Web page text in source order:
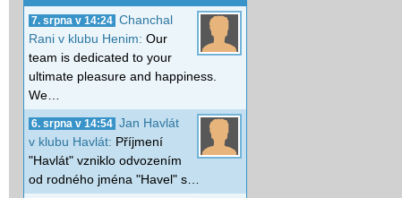
7. srpna v 14:24 Chanchal
Rani v klubu Henim: Our
team is dedicated to your
ultimate pleasure and happiness.
We…
6. srpna v 14:54 Jan Havlát
v klubu Havlát: Příjmení
"Havlát" vzniklo odvozením
od rodného jména "Havel" s…